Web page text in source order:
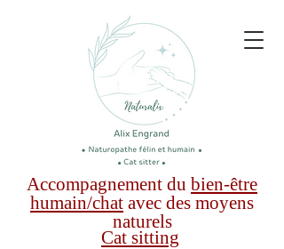
Accompagnement du bien-être
humain/chat avec des moyens
naturels
Cat sitting